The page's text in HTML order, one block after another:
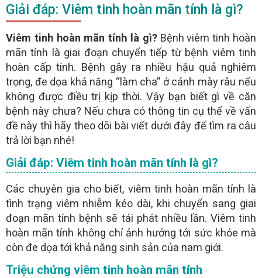
Giải đáp: Viêm tinh hoàn mãn tính là gì?
Viêm tinh hoàn mãn tính là gì?Bệnh viêm tinh hoàn
mãn tính là giai đoạn chuyển tiếp từ bệnh viêm tinh
hoàn cấp tính. Bệnh gây ra nhiều hậu quả nghiêm
trọng, đe dọa khả năng “làm cha” ở cánh mày râu nếu
không được điều trị kịp thời. Vậy bạn biết gì về căn
bệnh này chưa? Nếu chưa có thông tin cụ thể về vấn
đề này thì hãy theo dõi bài viết dưới đây để tìm ra câu
trả lời bạn nhé!
Giải đáp: Viêm tinh hoàn mãn tính là gì?
Các chuyên gia cho biết, viêm tinh hoàn mãn tính là
tình trạng viêm nhiễm kéo dài, khi chuyển sang giai
đoạn mãn tính bệnh sẽ tái phát nhiều lần. Viêm tinh
hoàn mãn tính không chỉ ảnh hưởng tới sức khỏe mà
còn đe dọa tới khả năng sinh sản của nam giới.
Triệu chứng viêm tinh hoàn mãn tính
- Người bệnh nên để lại SỐ ĐIỆN THOẠIvào khung chát, các
BÁC SĨsẽ gọi điện trực tiếp để
- Người bệnh nên chát vớiBÁC SĨ qua khung chát trực
tuyến để
không tốn chi phí điện thoại
GỬI
TƯ VẤN TRỰC TUYẾN ONLINE(miễn phí)